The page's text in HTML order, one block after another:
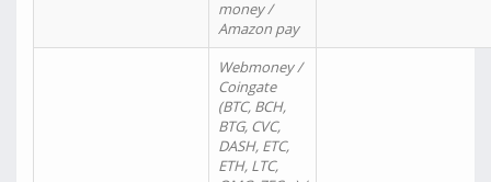
money /
Amazon pay
Webmoney /
Coingate
(BTC, BCH,
BTG, CVC,
DASH, ETC,
ETH, LTC,